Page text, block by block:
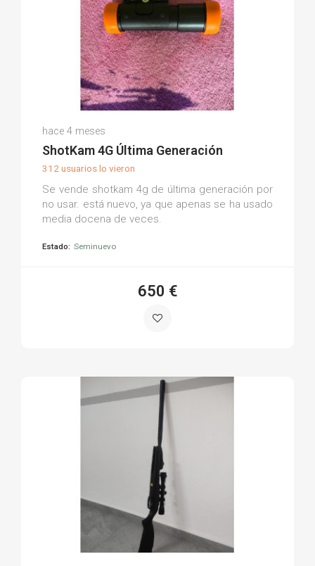
(0)
hace 4 meses
ShotKam 4G Última Generación
312 usuarios lo vieron
Se vende shotkam 4g de última generación por
no usar. está nuevo, ya que apenas se ha usado
media docena de veces.
Estado: Seminuevo
650 €